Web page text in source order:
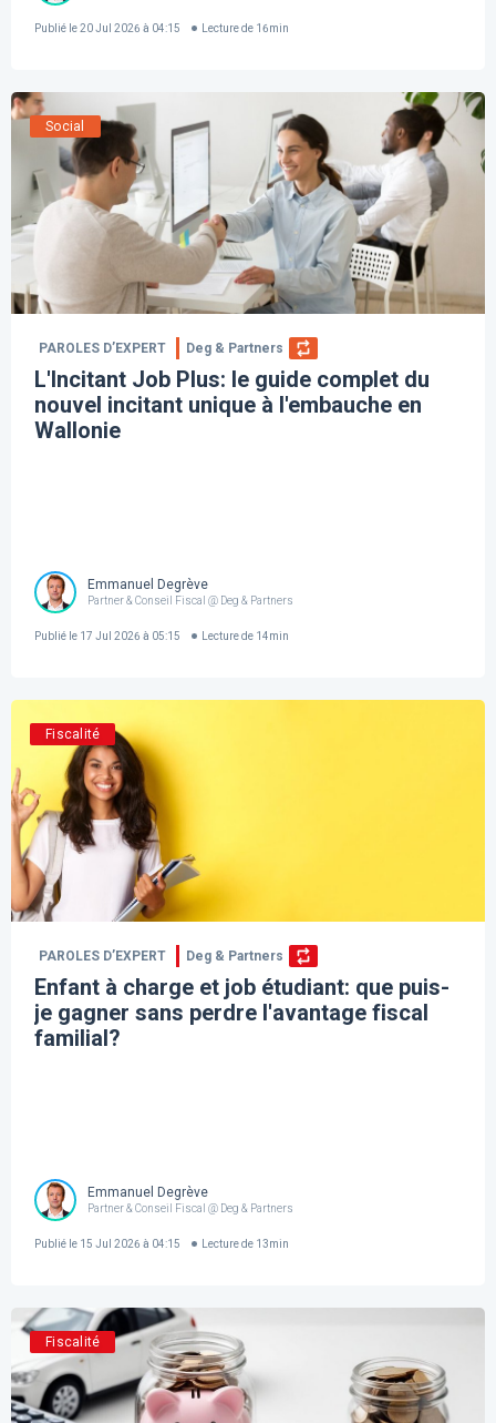
Publié le20 Jul 2026 à 04:15 Lecture de 16min
Social
PAROLES D’EXPERT Deg & Partners
L'Incitant Job Plus: le guide complet du
nouvel incitant unique à l'embauche en
Wallonie
Emmanuel Degrève
Partner & Conseil Fiscal @ Deg & Partners
Publié le 17 Jul 2026 à 05:15 Lecture de 14min
Fiscalité
PAROLES D’EXPERT Deg & Partners
Enfant à charge et job étudiant: que puis-
je gagner sans perdre l'avantage fiscal
familial?
Emmanuel Degrève
Partner & Conseil Fiscal @ Deg & Partners
Publié le 15 Jul 2026 à 04:15 Lecture de 13min
Fiscalité